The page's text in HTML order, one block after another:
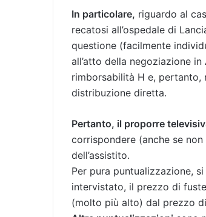
In particolare, riguardo al
recatosi all’ospedale di
questione (facilmente
all’atto della negoziazione
rimborsabilità H e, pertanto,
distribuzione diretta.
Pertanto, il proporre
corrispondere (anche se
dell’assistito.
Per pura puntualizzazione,
intervistato, il prezzo di
(molto più alto) dal prezzo